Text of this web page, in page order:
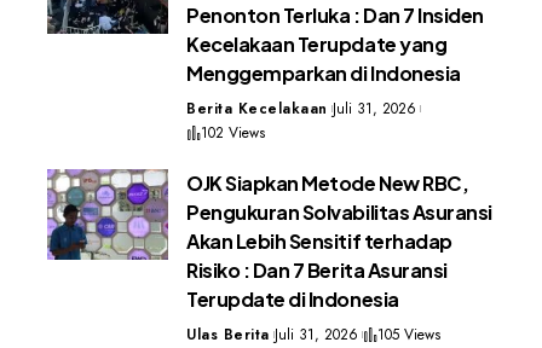
Penonton Terluka : Dan 7 Insiden
Kecelakaan Terupdate yang
Menggemparkan di Indonesia
Berita Kecelakaan Juli 31, 2026
102 Views
OJK Siapkan Metode New RBC,
Pengukuran Solvabilitas Asuransi
Akan Lebih Sensitif terhadap
Risiko : Dan 7 Berita Asuransi
Terupdate di Indonesia
Ulas Berita Juli 31, 2026 105 Views